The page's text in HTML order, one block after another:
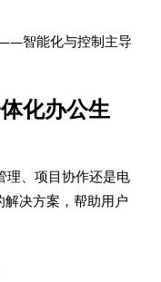
智能化与控制主导
化办公生
理、项目协作还是电
决方案，帮助用户